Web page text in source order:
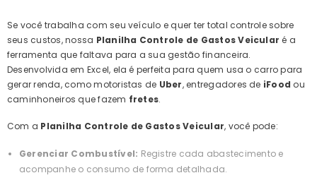
Se você trabalha com seu veículo e quer ter total controle sobre
seus custos, nossa Planilha Controle de Gastos Veicular é a
ferramenta que faltava para a sua gestão financeira.
Desenvolvida em Excel, ela é perfeita para quem usa o carro para
gerar renda, como motoristas de Uber, entregadores de iFood ou
caminhoneiros que fazem fretes.
Com a Planilha Controle de Gastos Veicular, você pode:
Gerenciar Combustível: Registre cada abastecimento e
acompanhe o consumo de forma detalhada.